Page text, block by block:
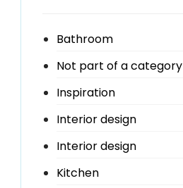
Bathroom
Not part of a category
Inspiration
Interior design
Interior design
Kitchen